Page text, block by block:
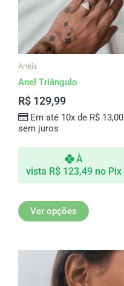
Anéis
Anel Triângulo
R$ 129,99
Em até 10x de R$13,00
sem juros
À
vista R$ 123,49 no Pix
Ver opções
variantes.
As
opções
podem
do